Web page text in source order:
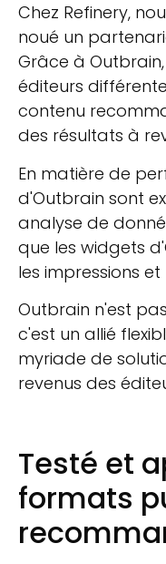
Chez Refinery,
noué un
Grâce à
éditeurs
contenu
des résultats à
En matière de
d'Outbrain sont
analyse de
que les widgets
les impressions
Outbrain n'est
c'est un allié
myriade de
revenus des
Testé et
formats